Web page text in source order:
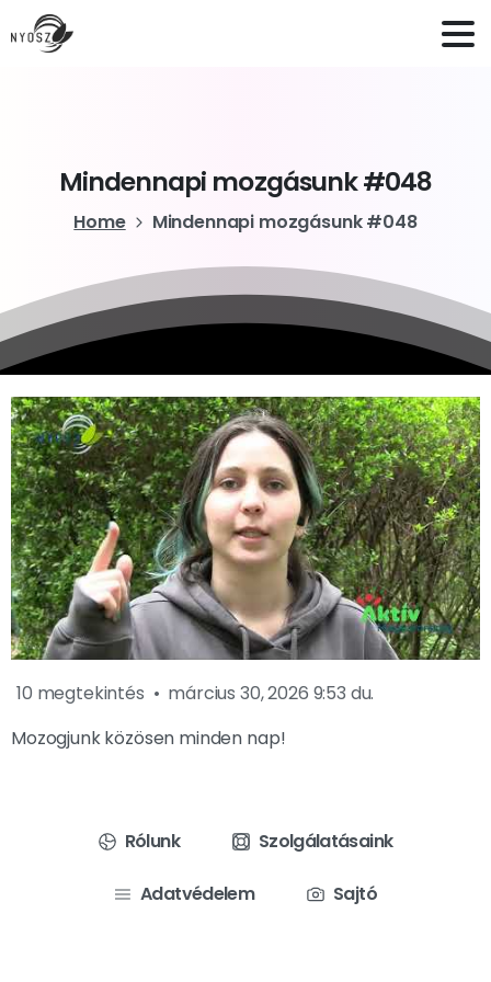
Mindennapi mozgásunk#048
Home Mindennapi mozgásunk #048
10 megtekintés
március 30, 2026 9:53 du.
Mozogjunk közösen minden nap!
Rólunk Szolgálatásaink
Adatvédelem Sajtó